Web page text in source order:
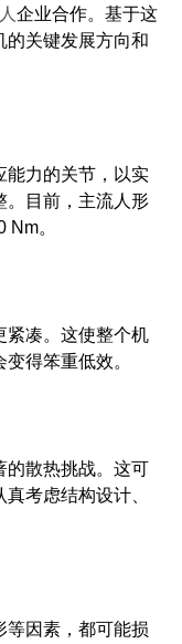
企业合作。基于这
的关键发展方向和
能力的关节，以实
。目前，主流人形
。
紧凑。这使整个机
得笨重低效。
的散热挑战。这可
考虑结构设计、
等因素，都可能损